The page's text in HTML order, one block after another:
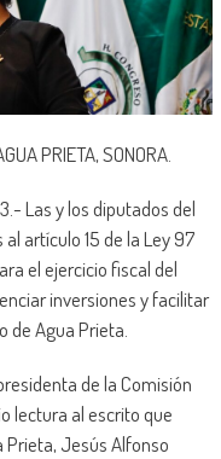
PRIETA, SONORA.
Las y los diputados del
artículo 15 de la Ley 97
el ejercicio fiscal del
inversiones y facilitar
de Agua Prieta.
de la Comisión
lectura al escrito que
Jesús Alfonso